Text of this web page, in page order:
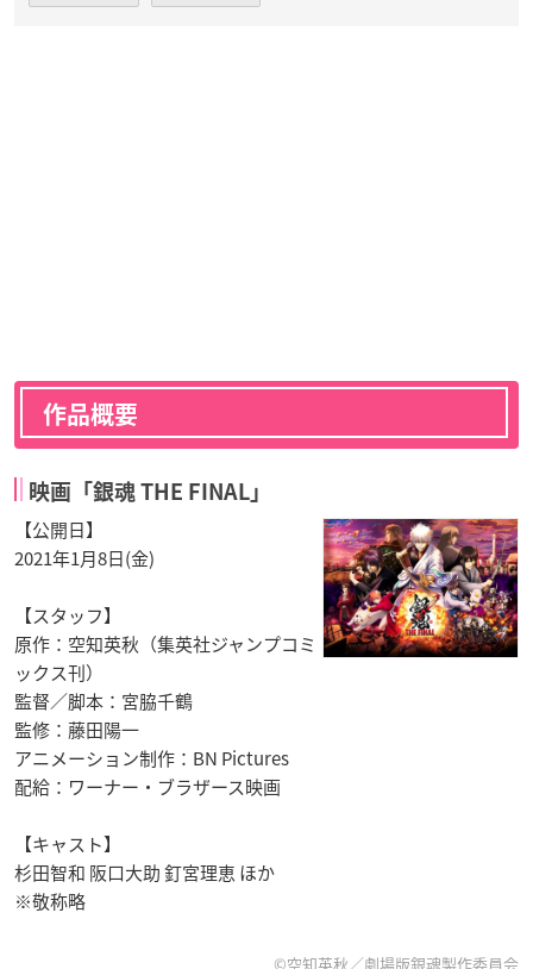
作品概要
映画「銀魂 THE FINAL」
【公開日】
2021年1月8日(金)
【スタッフ】
原作：空知英秋（集英社ジャンプコミ
ックス刊）
監督／脚本：宮脇千鶴
監修：藤田陽一
アニメーション制作：BN Pictures
配給：ワーナー・ブラザース映画
【キャスト】
杉田智和 阪口大助 釘宮理恵 ほか
※敬称略
©空知英秋／劇場版銀魂製作委員会